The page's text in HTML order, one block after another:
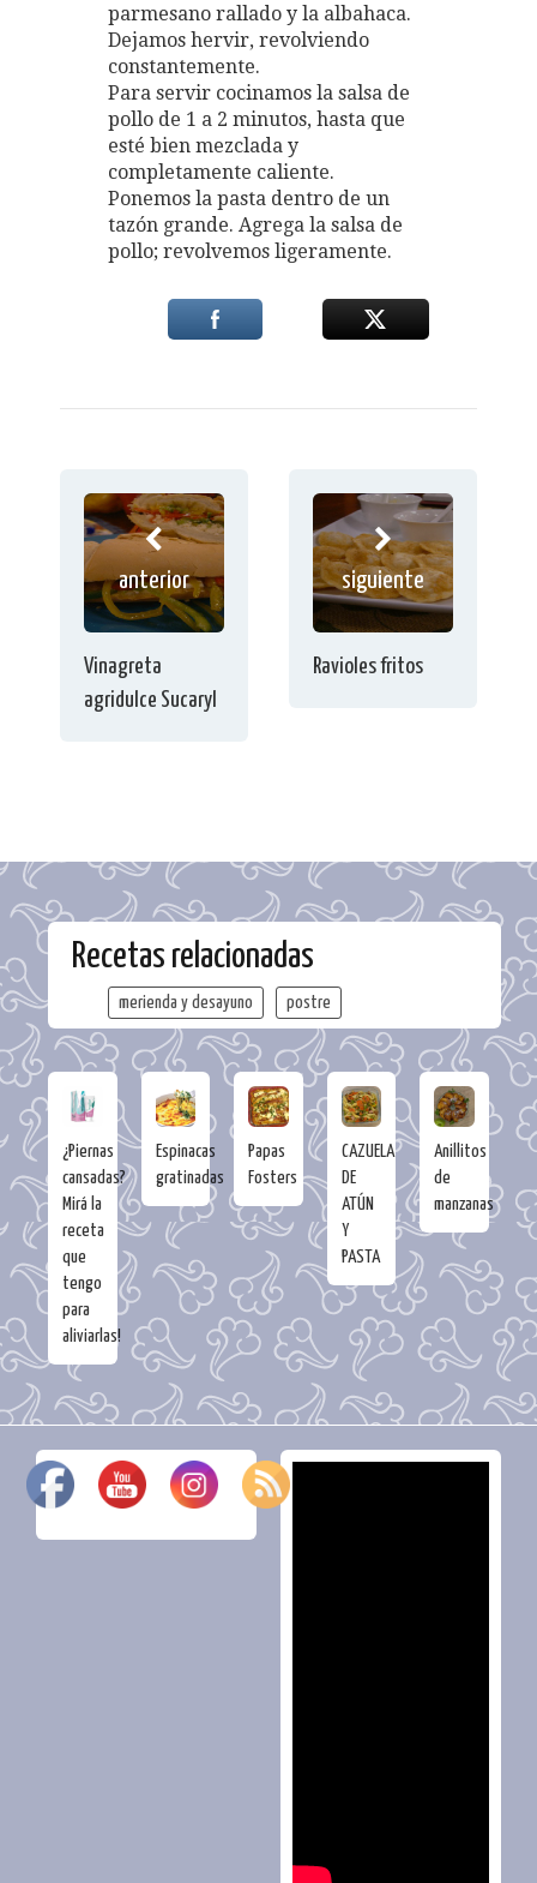
parmesano rallado y la albahaca.
Dejamos hervir, revolviendo
constantemente.
Para servir cocinamos la salsa de
pollo de 1 a 2 minutos, hasta que
esté bien mezclada y
completamente caliente.
Ponemos la pasta dentro de un
tazón grande. Agrega la salsa de
pollo; revolvemos ligeramente.
anterior
Vinagreta
agridulce Sucaryl
siguiente
Ravioles fritos
Recetas relacionadas
merienda y desayuno postre
¿Piernas
cansadas?
Mirá la
receta
que
tengo
para
aliviarlas!
Espinacas
gratinadas
Papas
Fosters
CAZUELA
DE
ATÚN
Y
PASTA
Anillitos
de
manzanas